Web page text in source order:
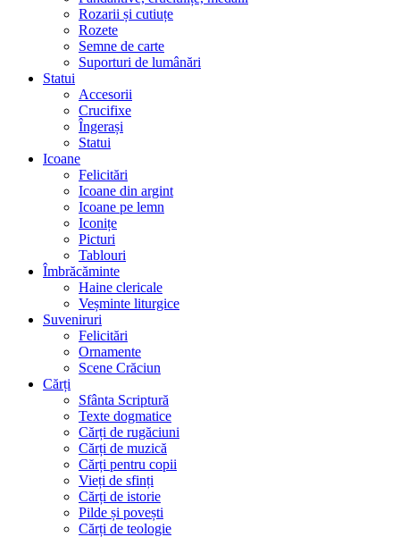
Rozarii și cutiuțe
Rozete
Semne de carte
Suporturi de lumânări
Statui
Accesorii
Crucifixe
Îngerași
Statui
Icoane
Felicitări
Icoane din argint
Icoane pe lemn
Iconițe
Picturi
Tablouri
Îmbrăcăminte
Haine clericale
Veșminte liturgice
Suveniruri
Felicitări
Ornamente
Scene Crăciun
Cărți
Sfânta Scriptură
Texte dogmatice
Cărți de rugăciuni
Cărți de muzică
Cărți pentru copii
Vieți de sfinți
Cărți de istorie
Pilde și povești
Cărți de teologie